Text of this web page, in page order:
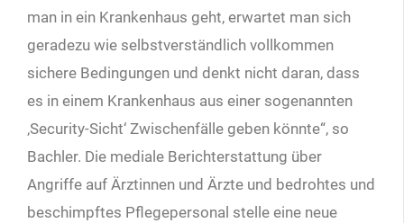
man in ein Krankenhaus geht, erwartet man sich
geradezu wie selbstverständlich vollkommen
sichere Bedingungen und denkt nicht daran, dass
es in einem Krankenhaus aus einer sogenannten
‚Security-Sicht‘ Zwischenfälle geben könnte“, so
Bachler. Die mediale Berichterstattung über
Angriffe auf Ärztinnen und Ärzte und bedrohtes und
beschimpftes Pflegepersonal stelle eine neue